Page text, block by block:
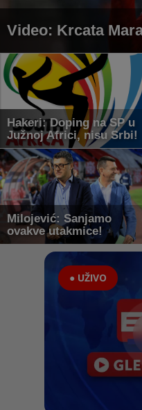
Video: Krcata
Hakeri: Doping na SP u
Južnoj Africi, nisu Srbi!
Milojević: Sanjamo
ovakve utakmice!
● UŽIVO